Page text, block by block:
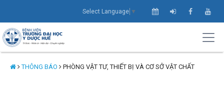
Select Language ▼
THÔNG BÁO PHÒNG VẬT TƯ, THIẾT BỊ VÀ CƠ SỞ VẬT CHẤT